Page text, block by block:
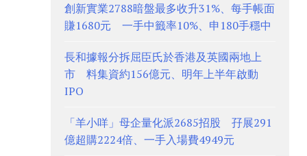
創新實業2788暗盤最多收升31%、每手帳面
賺1680元 一手中籤率10%、申180手穩中
長和據報分拆屈臣氏於香港及英國兩地上
市 料集資約156億元、明年上半年啟動
IPO
「羊小咩」母企量化派2685招股 孖展291
億超購2224倍、一手入場費4949元